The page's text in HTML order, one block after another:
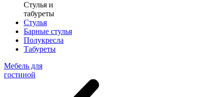
Стулья и
табуреты
Стулья
Барные стулья
Полукресла
Табуреты
Мебель для
гостиной